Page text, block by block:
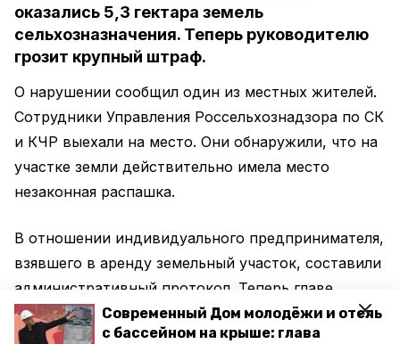
Современный Дом молодёжи и отель
с бассейном на крыше: глава
оказались 5,3 гектара земель
сельхозназначения. Теперь руководителю
грозит крупный штраф.
О нарушении сообщил один из местных жителей.
Сотрудники Управления Россельхознадзора по СК
и КЧР выехали на место. Они обнаружили, что на
участке земли действительно имела место
незаконная распашка.
В отношении индивидуального предпринимателя,
взявшего в аренду земельный участок, составили
административный протокол. Теперь главе
хозяйства грозит штраф в размере от 50 до 100
тысяч рублей. Кроме того, руководитель получил